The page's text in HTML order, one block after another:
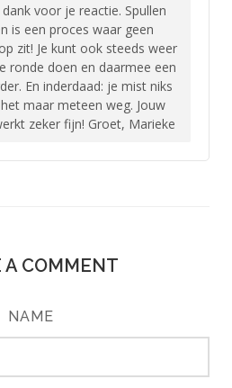
voor je reactie. Spullen
is een proces waar geen
zit! Je kunt ook steeds weer
ronde doen en daarmee een
En inderdaad: je mist niks
maar meteen weg. Jouw
zeker fijn! Groet, Marieke
A COMMENT
NAME